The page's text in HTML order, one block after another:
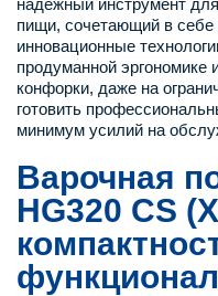
надежный инструмент
пищи, сочетающий в себе
инновационные
продуманной
конфорки, даже на
готовить
минимум усилий на
Варочная
HG320 CS